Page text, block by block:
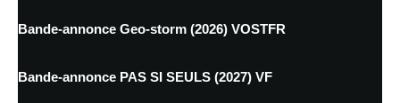
Bande-annonce Geo-storm (2026) VOSTFR
Bande-annonce PAS SI SEULS (2027) VF